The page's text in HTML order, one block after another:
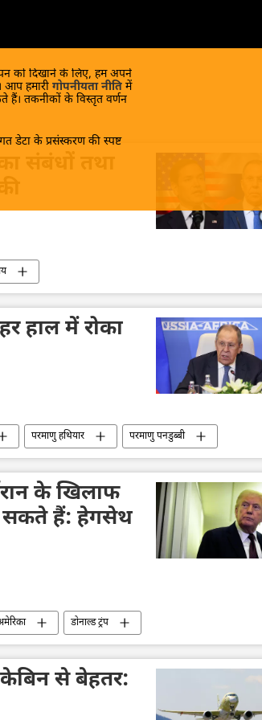
को दिखाने के लिए, हम अपने
आप हमारी गोपनीयता नीति में
हैं। तकनीकों के विस्तृत वर्णन
डेटा के प्रसंस्करण की स्पष्ट
हाल में रोका
परमाणु हथियार
परमाणु पनडुब्बी
के खिलाफ
सकते हैं: हेगसेथ
डोनाल्ड ट्रंप
से बेहतर: